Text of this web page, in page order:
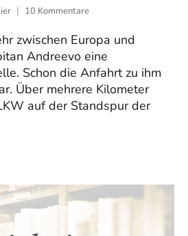
10 Kommentare
zwischen Europa und
Andreevo eine
Schon die Anfahrt zu ihm
Über mehrere Kilometer
auf der Standspur der